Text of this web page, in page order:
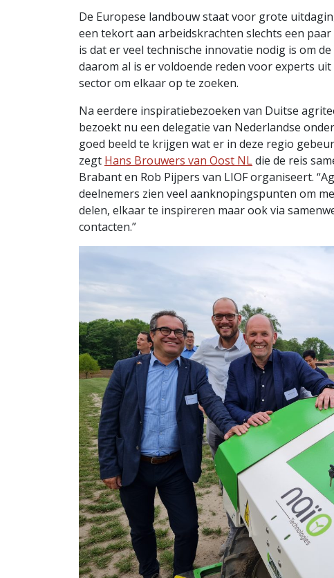
De Europese landbouw staat voor grote
een tekort aan arbeidskrachten slechts een
is dat er veel technische innovatie nodig is om
daarom al is er voldoende reden voor experts
sector om elkaar op te zoeken.
Na eerdere inspiratiebezoeken van Duitse
bezoekt nu een delegatie van Nederlandse
goed beeld te krijgen wat er in deze regio
zegt Hans Brouwers van Oost NLdie de reis
Brabant en Rob Pijpers van LIOF organiseert.
deelnemers zien veel aanknopingspunten om
delen, elkaar te inspireren maar ook via
contacten.”